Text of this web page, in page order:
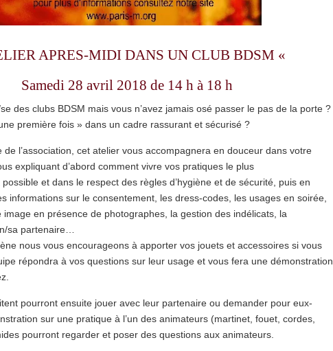
APRES-MIDI DANS UN CLUB BDSM «
Samedi 28 avril 2018 de 14 h à 18 h
des clubs BDSM mais vous n’avez jamais osé passer le pas de la porte ?
première fois » dans un cadre rassurant et sécurisé ?
de l’association, cet atelier vous accompagnera en douceur dans votre
expliquant d’abord comment vivre vos pratiques le plus
et dans le respect des règles d’hygiène et de sécurité, puis en
informations sur le consentement, les dress-codes, les usages en soirée,
image en présence de photographes, la gestion des indélicats, la
sa partenaire…
nous vous encourageons à apporter vos jouets et accessoires si vous
répondra à vos questions sur leur usage et vous fera une démonstration
pourront ensuite jouer avec leur partenaire ou demander pour eux-
sur une pratique à l’un des animateurs (martinet, fouet, cordes,
pourront regarder et poser des questions aux animateurs.